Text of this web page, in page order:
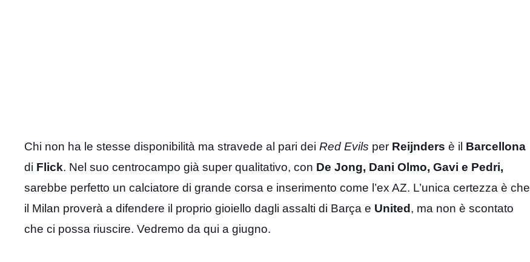
Chi non ha le stesse disponibilità ma stravede al pari dei Red Evils per Reijnders è il Barcellona
di Flick. Nel suo centrocampo già super qualitativo, con De Jong, Dani Olmo, Gavi e Pedri,
sarebbe perfetto un calciatore di grande corsa e inserimento come l’ex AZ. L’unica certezza è che
il Milan proverà a difendere il proprio gioiello dagli assalti di Barça e United , ma non è scontato
che ci possa riuscire. Vedremo da qui a giugno.